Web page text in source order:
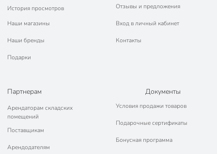
История просмотров
Наши магазины
Наши бренды
Подарки
Отзывы и предложения
Вход в личный кабинет
Контакты
Партнерам
Арендаторам складских
помещений
Поставщикам
Арендодателям
Документы
Условия продажи товаров
Подарочные сертификаты
Бонусная программа